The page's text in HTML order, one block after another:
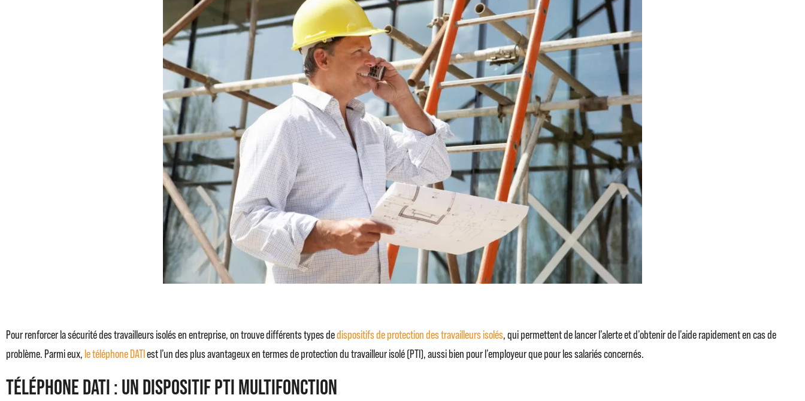
Pour renforcer la sécurité des travailleurs isolés en entreprise, on trouve différents types dedispositifs de protection des travailleurs isolés, qui permettent de lancer l’alerte et d’obtenir de l’aide rapidement en cas de
problème. Parmi eux, le téléphone DATI est l’un des plus avantageux en termes de protection du travailleur isolé (PTI), aussi bien pour l’employeur que pour les salariés concernés.
Téléphone DATI : un dispositif PTI multifonction